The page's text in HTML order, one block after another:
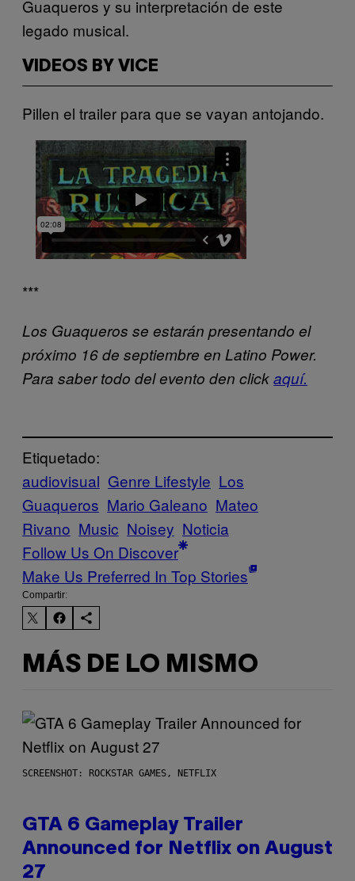
Guaqueros y su interpretación de este
legado musical.
VIDEOS BY VICE
Pillen el trailer para que se vayan antojando.
***
Los Guaqueros se estarán presentando el
próximo 16 de septiembre en Latino Power.
Para saber todo del evento den clickaquí.
Etiquetado:
audiovisual Genre Lifestyle Los
Guaqueros Mario Galeano Mateo
Rivano Music Noisey Noticia
Follow Us On Discover
Make Us Preferred In Top Stories
Compartir:
MÁS DE LO MISMO
SCREENSHOT: ROCKSTAR GAMES, NETFLIX
GTA 6 Gameplay Trailer
Announced for Netflix on August
27